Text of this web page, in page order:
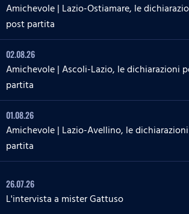
Amichevole | Lazio-Ostiamare, le
post partita
02.08.26
Amichevole | Ascoli-Lazio, le dichiarazioni
partita
01.08.26
Amichevole | Lazio-Avellino, le
partita
26.07.26
L'intervista a mister Gattuso